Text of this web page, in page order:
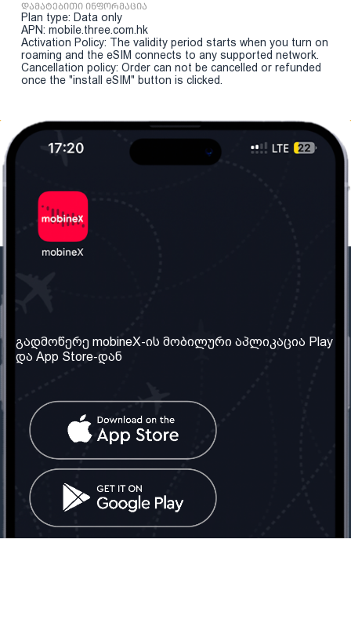
დამატებითი ინფორმაცია
Plan type: Data only
APN: mobile.three.com.hk
Activation Policy: The validity period starts when you turn on
roaming and the eSIM connects to any supported network.
Cancellation policy: Order can not be cancelled or refunded
once the "install eSIM" button is clicked.
ჩვენ შესახებ
ჩვენი სერვისები
წესები და პირობები
კითხვები
კონტაქტი
საქართველო: თბილისი
ტელ: 032 2 04 00 50
ელ. ფოსტა:
info@mobinex.ge
სოციალური ქსელი
გადმოწერე mobineX-ის მობილური აპლიკაცია Play
და App Store-დან